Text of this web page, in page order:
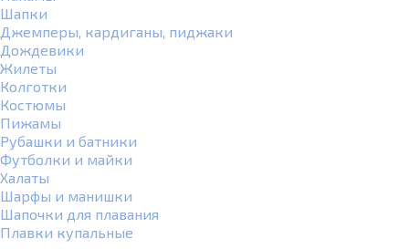
Шапки
Джемперы, кардиганы, пиджаки
Дождевики
Жилеты
Колготки
Костюмы
Пижамы
Рубашки и батники
Футболки и майки
Халаты
Шарфы и манишки
Шапочки для плавания
Плавки купальные